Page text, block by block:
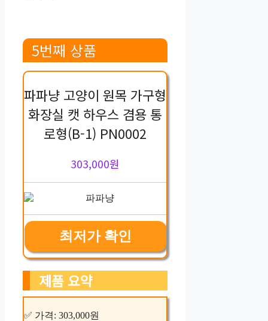
5번째 상품
파파냥 고양이 원목 가구형
화장실 캣 하우스 겸용 통
로형(B-1) PN0002
303,000원
최저가 확인
제품 요약
✅ 가격: 303,000원